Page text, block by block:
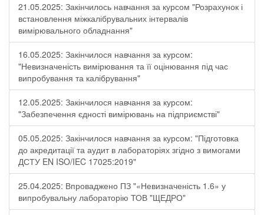
21.05.2025: Закінчилось навчання за курсом "Розрахунок і
встановлення міжкалібрувальних інтервалів
вимірювального обладнання"
16.05.2025: Закінчилося навчання за курсом:
"Невизначеність вимірювання та її оцінювання під час
випробування та калібрування"
12.05.2025: Закінчилося навчання за курсом:
"Забезпечення єдності вимірювань на підприємстві"
05.05.2025: Закінчилося навчання за курсом: "Підготовка
до акредитації та аудит в лабораторіях згідно з вимогами
ДСТУ EN ISO/IEC 17025:2019"
25.04.2025: Впроваджено ПЗ "«Невизначеність 1.6» у
випробувальну лабораторію ТОВ "ЩЕДРО"